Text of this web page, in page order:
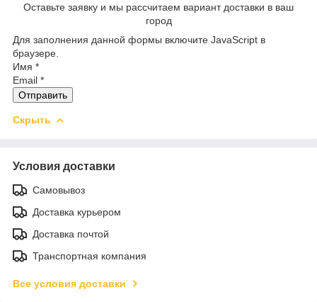
Оставьте заявку и мы рассчитаем вариант доставки в ваш
город
Для заполнения данной формы включите JavaScript в
браузере.
Имя *
Email *
Отправить
Скрыть
Условия доставки
Самовывоз
Доставка курьером
Доставка почтой
Транспортная компания
Все условия доставки